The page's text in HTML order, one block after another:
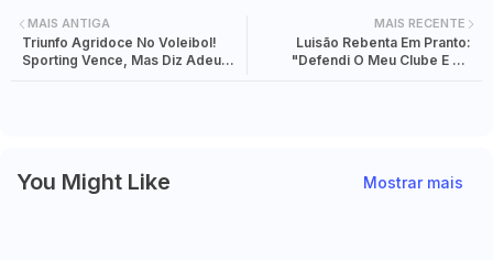
MAIS RECENTE
Luisão Rebenta Em Pranto:
"Defendi O Meu Clube E Fui
MAIS ANTIGA
Triunfo Agridoce No Voleibol!
Sporting Vence, Mas Diz Adeus
You Might Like Mostrar mais